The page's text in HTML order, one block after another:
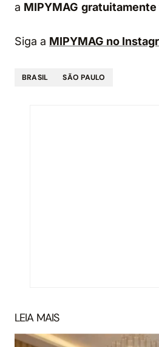
a MIPYMAG gratuitamente
Siga a MIPYMAG no
BRASIL SÃO PAULO
LEIA MAIS